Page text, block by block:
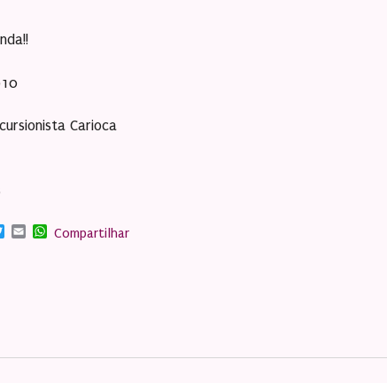
Carioca
Twitter
EmailWhatsApp
Compartilhar